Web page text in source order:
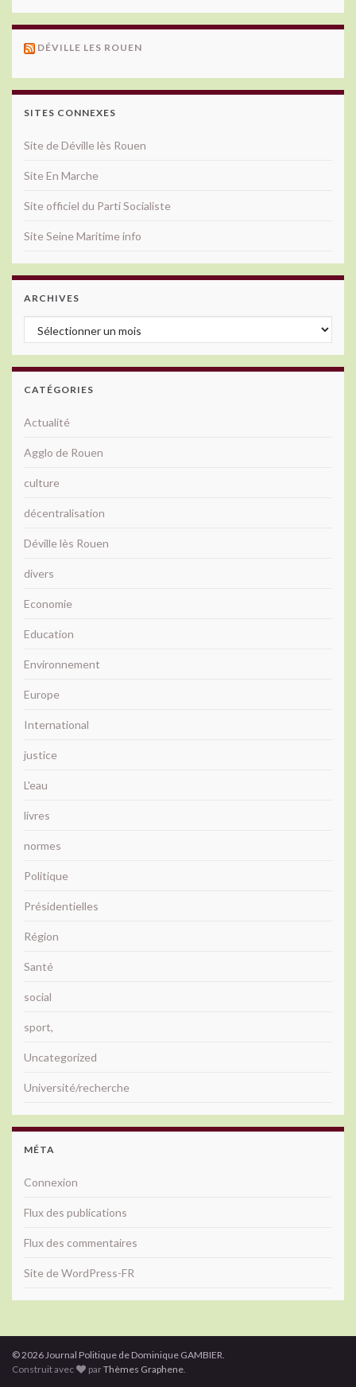
DÉVILLE LES ROUEN
SITES CONNEXES
Site de Déville lès Rouen
Site En Marche
Site officiel du Parti Socialiste
Site Seine Maritime info
ARCHIVES
Archives
CATÉGORIES
Actualité
Agglo de Rouen
culture
décentralisation
Déville lès Rouen
divers
Economie
Education
Environnement
Europe
International
justice
L'eau
livres
normes
Politique
Présidentielles
Région
Santé
social
sport,
Uncategorized
Université/recherche
MÉTA
Connexion
Flux des publications
Flux des commentaires
Site de WordPress-FR
© 2026 Journal Politique de Dominique GAMBIER.
Construit avec
parThèmes Graphene